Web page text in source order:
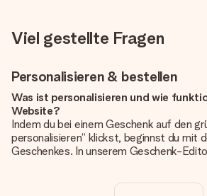
Viel gestellte Fragen
Personalisieren & bestellen
Was ist personalisieren und wie
Website?
Indem du bei einem Geschenk auf den
personalisieren“ klickst, beginnst du mit
Geschenkes. In unserem Geschenk-
noch eines unserer angebotenen